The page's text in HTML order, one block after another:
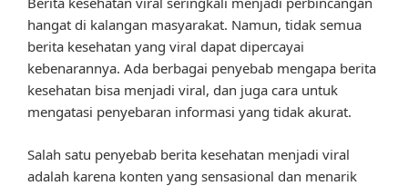
hangat di kalangan masyarakat. Namun, tidak semua
berita kesehatan yang viral dapat dipercayai
kebenarannya. Ada berbagai penyebab mengapa berita
kesehatan bisa menjadi viral, dan juga cara untuk
mengatasi penyebaran informasi yang tidak akurat.
Salah satu penyebab berita kesehatan menjadi viral
adalah karena konten yang sensasional dan menarik